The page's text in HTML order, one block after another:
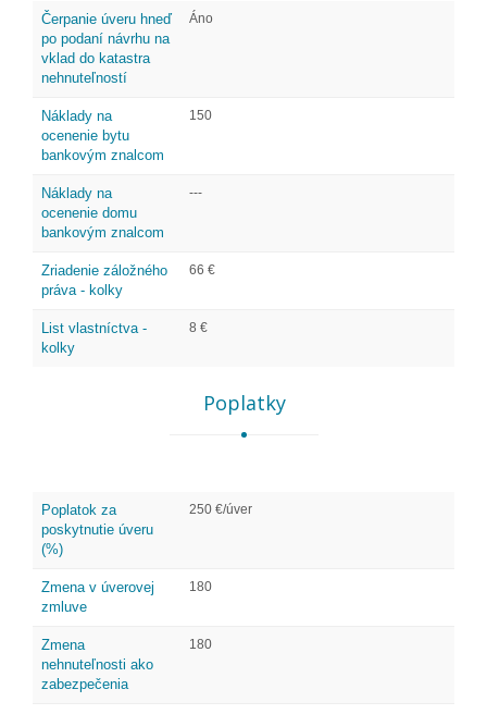
Čerpanie úveru hneď
po podaní návrhu na
vklad do katastra
nehnuteľností
Áno
Náklady na
ocenenie bytu
bankovým znalcom
150
Náklady na
ocenenie domu
bankovým znalcom
---
Zriadenie záložného
práva - kolky
66 €
List vlastníctva -
kolky
8 €
Poplatky
Poplatok za
poskytnutie úveru
(%)
250 €/úver
Zmena v úverovej
zmluve
180
Zmena
nehnuteľnosti ako
zabezpečenia
180